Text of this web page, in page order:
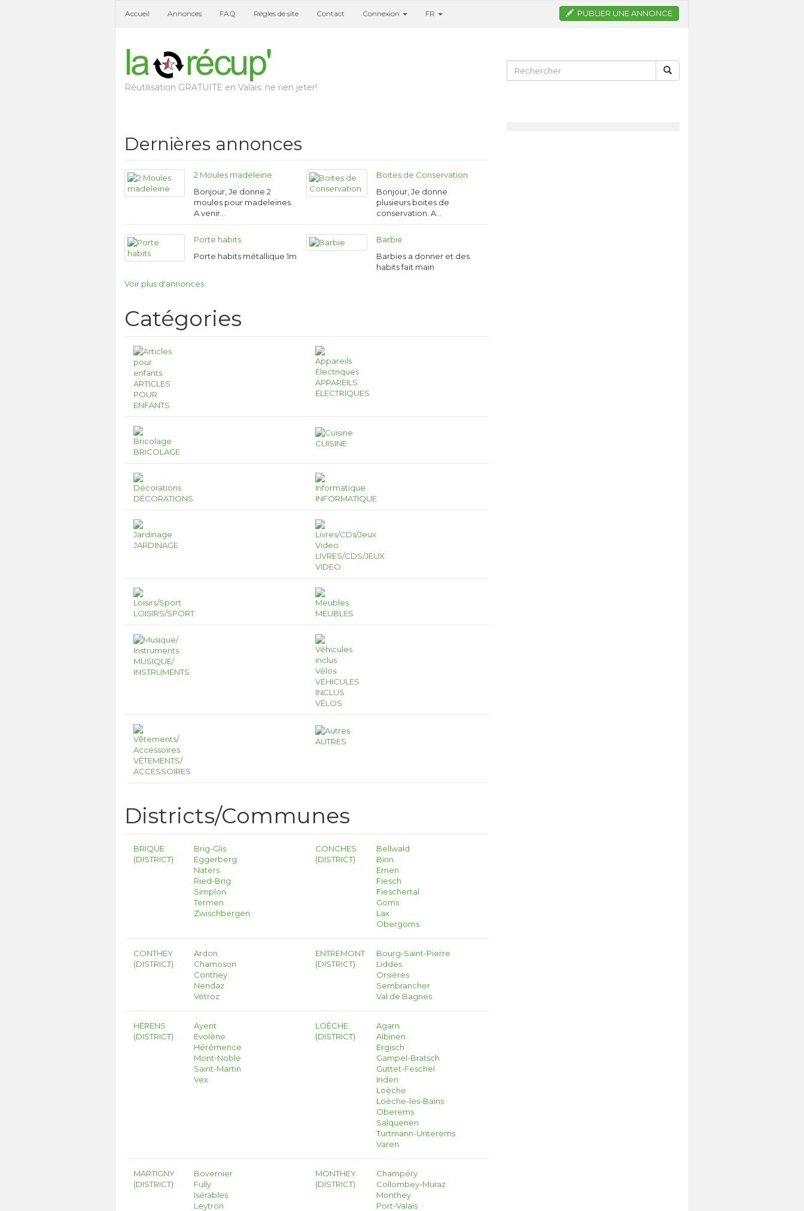
Accueil Annonces FAQ Règles de site Contact Connexion FR PUBLIER UNE ANNONCE
Réutilisation GRATUITE en Valais: ne rien jeter!
Dernières annonces
2 Moules madeleine
Bonjour, Je donne 2
moules pour madeleines.
A venir…
Boites de Conservation
Bonjour, Je donne
plusieurs boites de
conservation. A…
Porte habits
Porte habits métallique 1m
Barbie
Barbies a donner et des
habits fait main
Voir plus d'annonces
Catégories
ARTICLES
POUR
ENFANTS
APPAREILS
ÉLECTRIQUES
BRICOLAGE
CUISINE
DÉCORATIONS INFORMATIQUE
JARDINAGE
LIVRES/CDS/JEUX
VIDEO
LOISIRS/SPORT MEUBLES
MUSIQUE/
INSTRUMENTS
VÉHICULES
INCLUS
VÉLOS
VÊTEMENTS/
ACCESSOIRES
AUTRES
Districts/Communes
BRIQUE
(DISTRICT)
Brig-Glis
Eggerberg
Naters
Ried-Brig
Simplon
Termen
Zwischbergen
CONCHES
(DISTRICT)
Bellwald
Binn
Ernen
Fiesch
Fieschertal
Goms
Lax
Obergoms
CONTHEY
(DISTRICT)
Ardon
Chamoson
Conthey
Nendaz
Vétroz
ENTREMONT
(DISTRICT)
Bourg-Saint-Pierre
Liddes
Orsières
Sembrancher
Val de Bagnes
HÉRENS
(DISTRICT)
Ayent
Evolène
Hérémence
Mont-Noble
Saint-Martin
Vex
LOÈCHE
(DISTRICT)
Agarn
Albinen
Ergisch
Gampel-Bratsch
Guttet-Feschel
Inden
Loèche
Loèche-les-Bains
Oberems
Salquenen
Turtmann-Unterems
Varen
MARTIGNY
(DISTRICT)
Bovernier
Fully
Isérables
Leytron
MONTHEY
(DISTRICT)
Champéry
Collombey-Muraz
Monthey
Port-Valais